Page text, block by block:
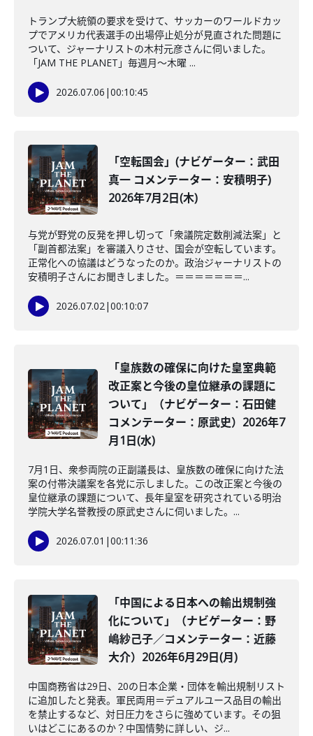
トランプ大統領の要求を受けて、サッカーのワールドカッ
プでアメリカ代表選手の出場停止処分が見直された問題に
ついて、ジャーナリストの木村元彦さんに伺いました。
「JAM THE PLANET」毎週月～木曜 ...
2026.07.06 |00:10:45
「空転国会」(ナビゲーター：武田
真一 コメンテーター：安積明子)
2026年7月2日(木)
与党が野党の反発を押し切って「衆議院定数削減法案」と
「副首都法案」を審議入りさせ、国会が空転しています。
正常化への協議はどうなったのか。政治ジャーナリストの
安積明子さんにお聞きしました。＝＝＝＝＝＝＝...
2026.07.02|00:10:07
「皇族数の確保に向けた皇室典範
改正案と今後の皇位継承の課題に
ついて」（ナビゲーター：石田健
コメンテーター：原武史）2026年7
月1日(水)
7月1日、衆参両院の正副議長は、皇族数の確保に向けた法
案の付帯決議案を各党に示しました。この改正案と今後の
皇位継承の課題について、長年皇室を研究されている明治
学院大学名誉教授の原武史さんに伺いました。...
2026.07.01 |00:11:36
「中国による日本への輸出規制強
化について」（ナビゲーター：野
嶋紗己子／コメンテーター：近藤
大介）2026年6月29日(月)
中国商務省は29日、20の日本企業・団体を輸出規制リスト
に追加したと発表。軍民両用＝デュアルユース品目の輸出
を禁止するなど、対日圧力をさらに強めています。その狙
いはどこにあるのか？中国情勢に詳しい、ジ...